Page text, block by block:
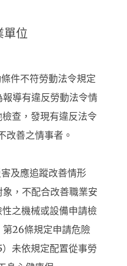
單位
件不符勞動法令規定
導有違反勞動法令情
查，發現有違反法令
改善之情事者。
害及應追蹤改善情形
，不配合改善職業安
之機械或設備申請檢
26條規定申請危險
未依規定配置從事勞